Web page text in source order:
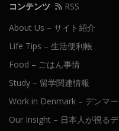
コンテンツ
RSS
About Us – サイト紹介
Life Tips – 生活便利帳
Food – ごはん事情
Study – 留学関連情報
Work in Denmark – デンマ
Our Insight – 日本人が視る